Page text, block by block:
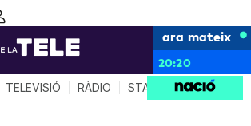
ara mateix
20:20
TELEVISIÓ RÀDIO STAR SYSTEM